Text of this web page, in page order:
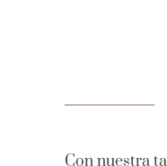
Con nuestra